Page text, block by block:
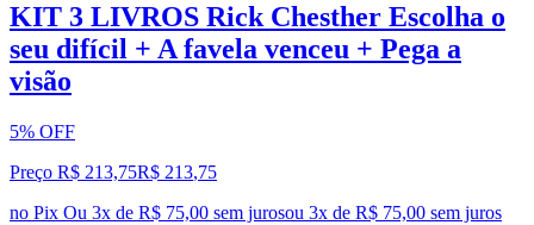
KIT 3 LIVROS Rick Chesther Escolha o
seu difícil + A favela venceu + Pega a
visão
5% OFF
Preço R$ 213,75R$ 213,75
no Pix Ou 3x de R$ 75,00 sem jurosou 3x de R$ 75,00 sem juros